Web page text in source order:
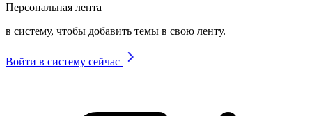
Персональная лента
в систему, чтобы добавить темы в свою ленту.
Войти в систему сейчас